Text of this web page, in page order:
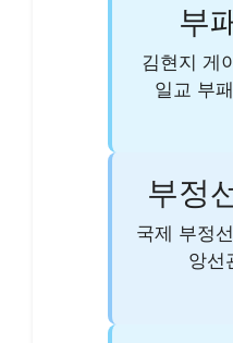
부
김현지 게
일교 부
부정
국제 부정
앙선